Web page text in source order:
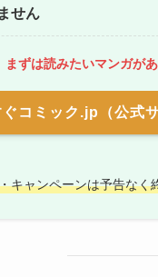
せん
まずは読みたいマンガが
コミック.jp（公式
キャンペーンは予告なく